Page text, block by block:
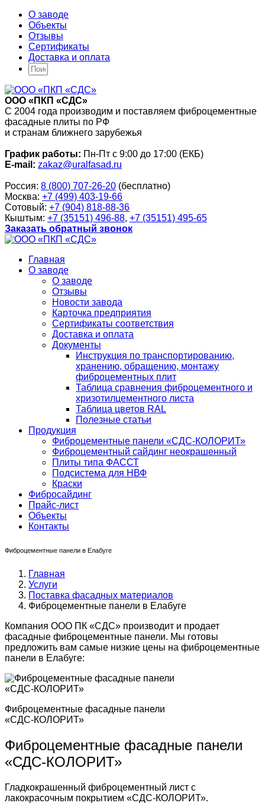
О заводе
Объекты
Отзывы
Сертификаты
Доставка и оплата
ООО «ПКП «СДС»
С 2004 года производим и поставляем фиброцементные
фасадные плиты по РФ
и странам ближнего зарубежья
График работы: Пн-Пт с 9:00 до 17:00 (ЕКБ)
E-mail: zakaz@uralfasad.ru
Россия: 8 (800) 707-26-20 (бесплатно)
Москва: +7 (499) 403-19-66
Сотовый: +7 (904) 818-88-36
Кыштым: +7 (35151) 496-88, +7 (35151) 495-65
Заказать обратный звонок
Главная
О заводе
О заводе
Отзывы
Новости завода
Карточка предприятия
Сертификаты соответствия
Доставка и оплата
Документы
Инструкция по транспортированию,
хранению, обращению, монтажу
фиброцементных плит
Таблица сравнения фиброцементного и
хризотилцементного листа
Таблица цветов RAL
Полезные статьи
Продукция
Фиброцементные панели «СДС-КОЛОРИТ»
Фиброцементный сайдинг неокрашенный
Плиты типа ФАССТ
Подсистема для НВФ
Краски
Фибросайдинг
Прайс-лист
Объекты
Контакты
Фиброцементные панели в Елабуге
Главная
Услуги
Поставка фасадных материалов
Фиброцементные панели в Елабуге
Компания ООО ПК «СДС» производит и продает
фасадные фиброцементные панели. Мы готовы
предложить вам самые низкие цены на фиброцементные
панели в Елабуге:
Фиброцементные фасадные панели
«СДС-КОЛОРИТ»
Фиброцементные фасадные панели
«СДС-КОЛОРИТ»
Гладкокрашенный фиброцементный лист с
лакокрасочным покрытием «СДС-КОЛОРИТ».